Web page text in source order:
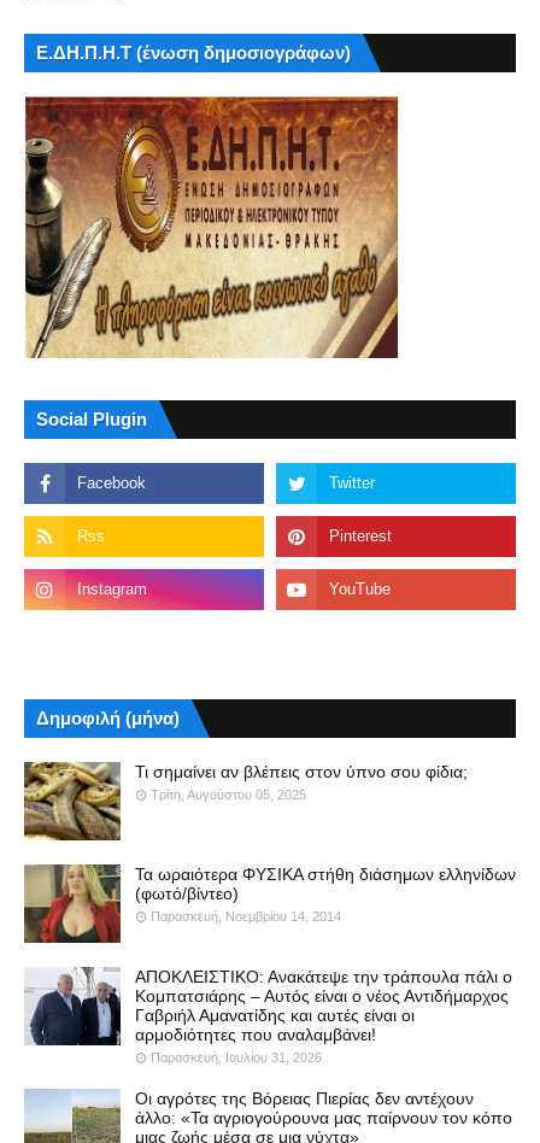
Ε.ΔΗ.Π.Η.Τ (ένωση δημοσιογράφων)
Social Plugin
Δημοφιλή (μήνα)
Τι σημαίνει αν βλέπεις στον ύπνο σου φίδια;
Τρίτη, Αυγούστου 05, 2025
Τα ωραιότερα ΦΥΣΙΚΑ στήθη διάσημων ελληνίδων
(φωτό/βίντεο)
Παρασκευή, Νοεμβρίου 14, 2014
ΑΠΟΚΛΕΙΣΤΙΚΟ: Ανακάτεψε την τράπουλα πάλι ο
Κομπατσιάρης – Αυτός είναι ο νέος Αντιδήμαρχος
Γαβριήλ Αμανατίδης και αυτές είναι οι
αρμοδιότητες που αναλαμβάνει!
Παρασκευή, Ιουλίου 31, 2026
Οι αγρότες της Βόρειας Πιερίας δεν αντέχουν
άλλο: «Τα αγριογούρουνα μας παίρνουν τον κόπο
μιας ζωής μέσα σε μια νύχτα»